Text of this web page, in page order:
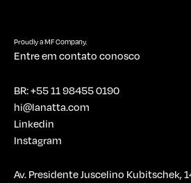
Proudly a MF Company.
Entre em contato conosco
BR: +55 11 98455 0190
hi@lanatta.com
Linkedin
Instagram
Av. Presidente Juscelino Kubitschek,